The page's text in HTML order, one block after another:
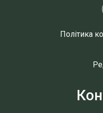
Політика